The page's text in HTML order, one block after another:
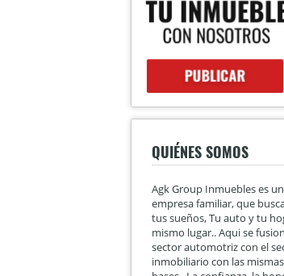
QUIÉNES SOMOS
Agk Group Inmuebles es
empresa familiar, que
tus sueños, Tu auto y tu
mismo lugar.. Aqui se
sector automotriz con el
inmobiliario con las mismas